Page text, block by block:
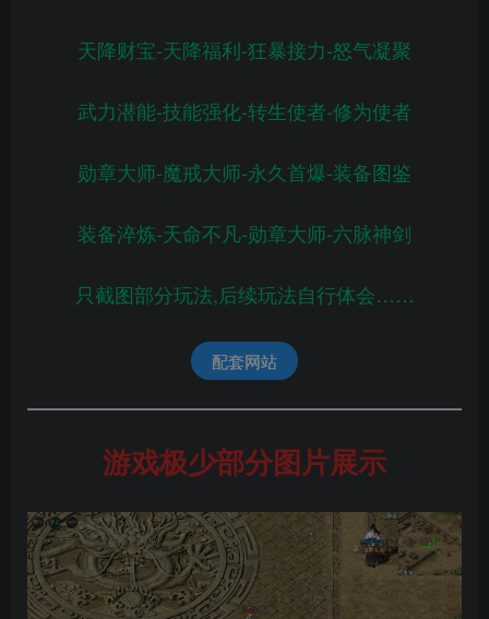
天降财宝-天降福利-狂暴接力-怒气凝聚
武力潜能-技能强化-转生使者-修为使者
勋章大师-魔戒大师-永久首爆-装备图鉴
装备淬炼-天命不凡-勋章大师-六脉神剑
只截图部分玩法,后续玩法自行体会……
配套网站
游戏极少部分图片展示